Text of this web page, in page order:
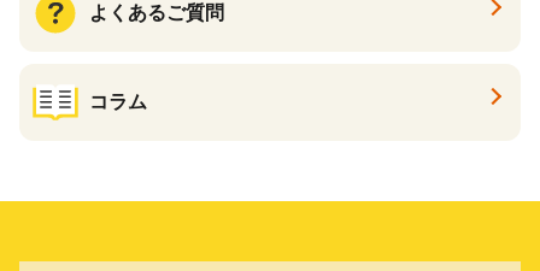
よくあるご質問
コラム